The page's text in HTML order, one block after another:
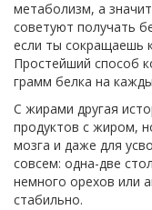
метаболизм, а
советуют получать
если ты сокращаешь
Простейший способ
грамм белка на
С жирами другая
продуктов с жиром,
мозга и даже для
совсем: одна-две
немного орехов или
стабильно.